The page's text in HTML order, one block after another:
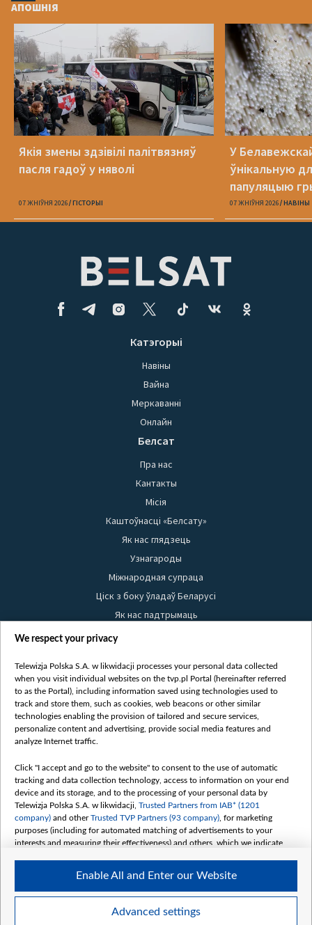
АПОШНІЯ
Якія змены здзівілі палітвязняў
пасля гадоў у няволі
07 ЖНІЎНЯ 2026 ГІСТОРЫІ
У
ўнікальную
папуляцыю
07 ЖНІЎНЯ 2026 НАВІНЫ
Катэгорыі
Навіны
Вайна
Меркаванні
Онлайн
Белсат
Пра нас
Кантакты
Місія
Каштоўнасці «Белсату»
Як нас глядзець
Узнагароды
Міжнародная супраца
Ціск з боку ўладаў Беларусі
Як нас падтрымаць
Правілы выкарыстання матэрыялаў
Бяспека
Youtube
Белсат news
Белсат Shorts
Жэстачайшы мульт
Belsat English
Biełsat PL
Белсат Now
Белсат History
Белсат Music
Белсат Doc
My consents
We respect your privacy
Telewizja Polska S.A. w likwidacji processes your personal data collected
when you visit individual websites on the tvp.pl Portal (hereinafter referred
to as the Portal), including information saved using technologies used to
track and store them, such as cookies, web beacons or other similar
technologies enabling the provision of tailored and secure services,
personalize content and advertising, provide social media features and
analyze Internet traffic.
Click "I accept and go to the website" to consent to the use of automatic
tracking and data collection technology, access to information on your end
device and its storage, and to the processing of your personal data by
Telewizja Polska S.A. w likwidacji, Trusted Partners from IAB* (1201
company) and otherTrusted TVP Partners (93 company) , for marketing
purposes (including for automated matching of advertisements to your
interests and measuring their effectiveness) and others, which we indicate
The purposes of processing your data by TVP S.A. w likwidacji are as
follows:
Use limited data to select advertising
Advanced settings
Enable All and Enter our Website